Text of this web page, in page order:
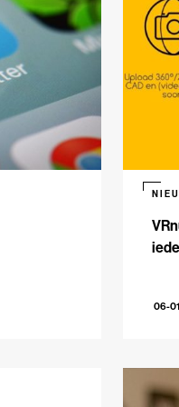
06-